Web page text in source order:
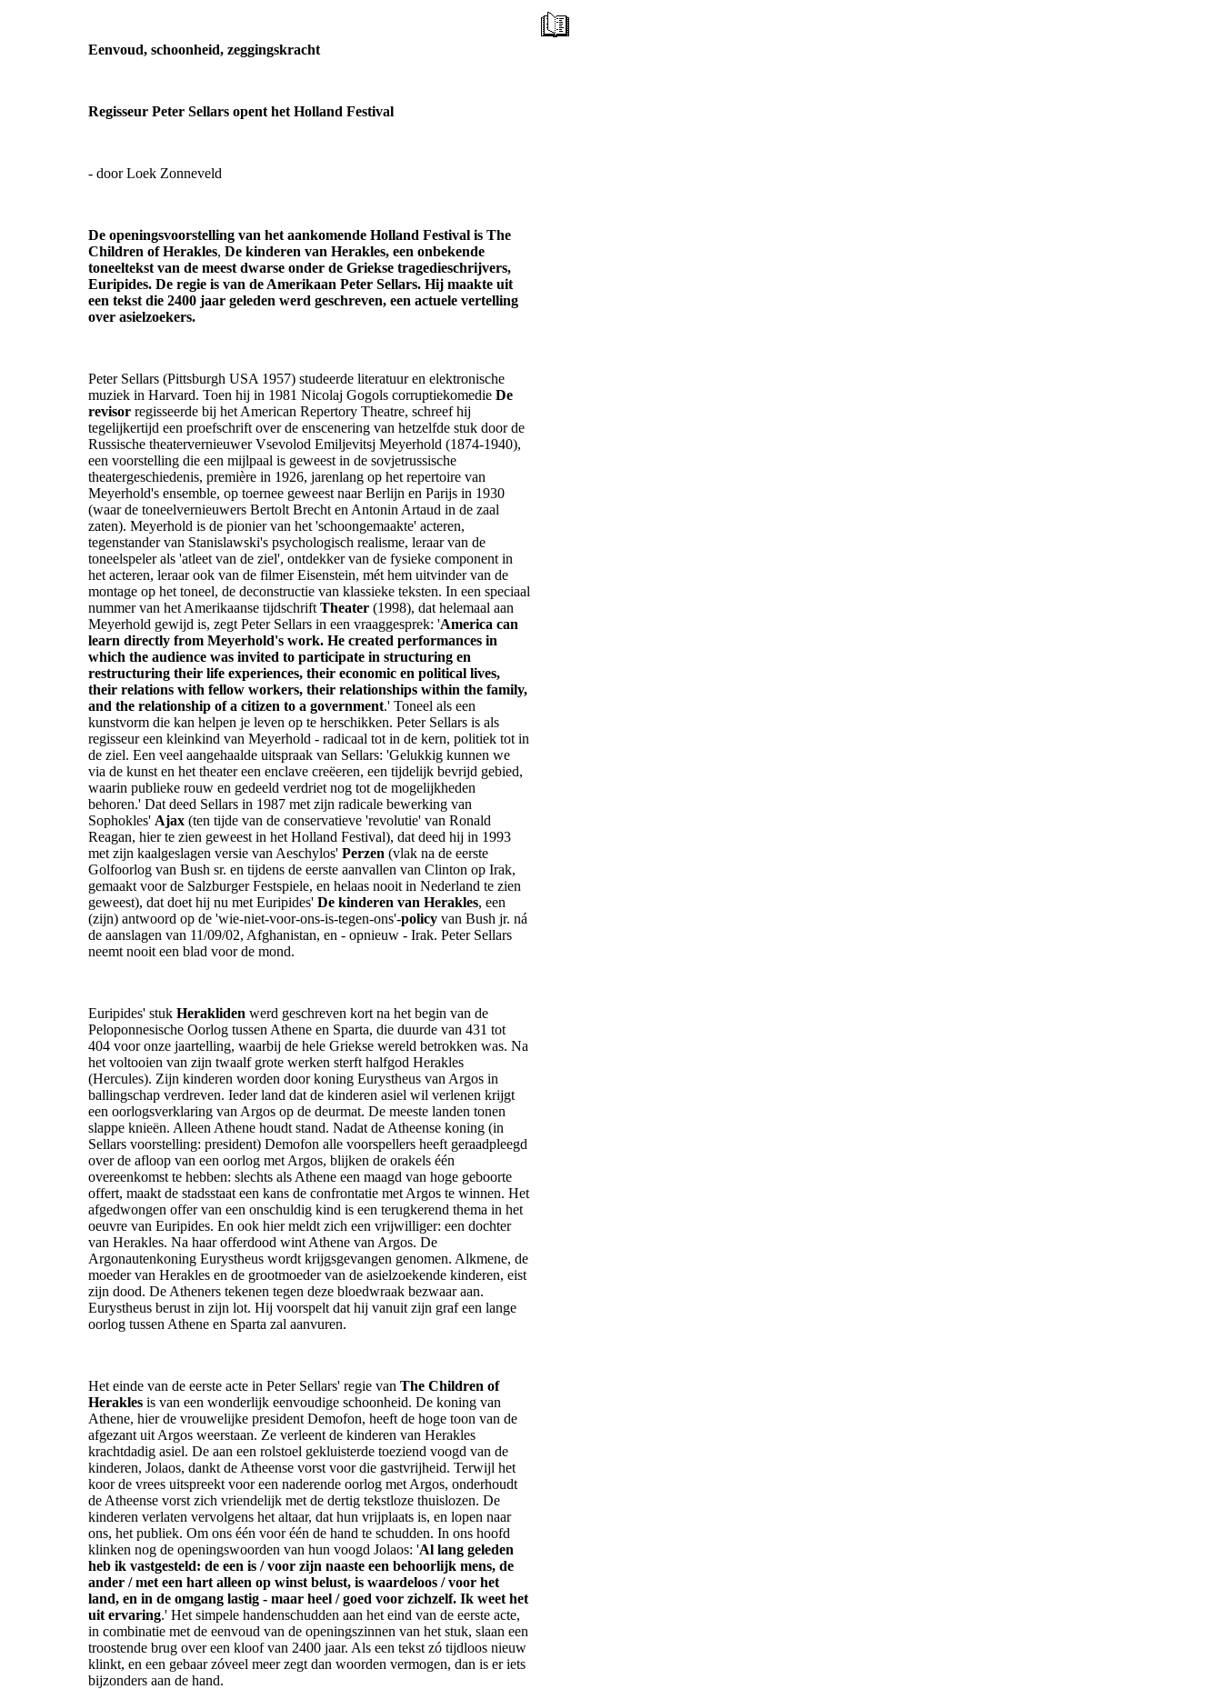
Eenvoud, schoonheid, zeggingskracht
Regisseur Peter Sellars opent het Holland Festival
- door Loek Zonneveld
De openingsvoorstelling van het aankomende Holland Festival is The
Children of Herakles, De kinderen van Herakles, een onbekende
toneeltekst van de meest dwarse onder de Griekse tragedieschrijvers,
Euripides. De regie is van de Amerikaan Peter Sellars. Hij maakte uit
een tekst die 2400 jaar geleden werd geschreven, een actuele vertelling
over asielzoekers.
Peter Sellars (Pittsburgh USA 1957) studeerde literatuur en elektronische
muziek in Harvard. Toen hij in 1981 Nicolaj Gogols corruptiekomedie De
revisor regisseerde bij het American Repertory Theatre, schreef hij
tegelijkertijd een proefschrift over de enscenering van hetzelfde stuk door de
Russische theatervernieuwer Vsevolod Emiljevitsj Meyerhold (1874-1940),
een voorstelling die een mijlpaal is geweest in de sovjetrussische
theatergeschiedenis, première in 1926, jarenlang op het repertoire van
Meyerhold's ensemble, op toernee geweest naar Berlijn en Parijs in 1930
(waar de toneelvernieuwers Bertolt Brecht en Antonin Artaud in de zaal
zaten). Meyerhold is de pionier van het 'schoongemaakte' acteren,
tegenstander van Stanislawski's psychologisch realisme, leraar van de
toneelspeler als 'atleet van de ziel', ontdekker van de fysieke component in
het acteren, leraar ook van de filmer Eisenstein, mét hem uitvinder van de
montage op het toneel, de deconstructie van klassieke teksten. In een speciaal
nummer van het Amerikaanse tijdschrift Theater (1998), dat helemaal aan
Meyerhold gewijd is, zegt Peter Sellars in een vraaggesprek: 'America can
learn directly from Meyerhold's work. He created performances in
which the audience was invited to participate in structuring en
restructuring their life experiences, their economic en political lives,
their relations with fellow workers, their relationships within the family,
and the relationship of a citizen to a government.' Toneel als een
kunstvorm die kan helpen je leven op te herschikken. Peter Sellars is als
regisseur een kleinkind van Meyerhold - radicaal tot in de kern, politiek tot in
de ziel. Een veel aangehaalde uitspraak van Sellars: 'Gelukkig kunnen we
via de kunst en het theater een enclave creëeren, een tijdelijk bevrijd gebied,
waarin publieke rouw en gedeeld verdriet nog tot de mogelijkheden
behoren.' Dat deed Sellars in 1987 met zijn radicale bewerking van
Sophokles' Ajax (ten tijde van de conservatieve 'revolutie' van Ronald
Reagan, hier te zien geweest in het Holland Festival), dat deed hij in 1993
met zijn kaalgeslagen versie van Aeschylos' Perzen (vlak na de eerste
Golfoorlog van Bush sr. en tijdens de eerste aanvallen van Clinton op Irak,
gemaakt voor de Salzburger Festspiele, en helaas nooit in Nederland te zien
geweest), dat doet hij nu met Euripides' De kinderen van Herakles, een
(zijn) antwoord op de 'wie-niet-voor-ons-is-tegen-ons'-policy van Bush jr. ná
de aanslagen van 11/09/02, Afghanistan, en - opnieuw - Irak. Peter Sellars
neemt nooit een blad voor de mond.
Euripides' stuk Herakliden werd geschreven kort na het begin van de
Peloponnesische Oorlog tussen Athene en Sparta, die duurde van 431 tot
404 voor onze jaartelling, waarbij de hele Griekse wereld betrokken was. Na
het voltooien van zijn twaalf grote werken sterft halfgod Herakles
(Hercules). Zijn kinderen worden door koning Eurystheus van Argos in
ballingschap verdreven. Ieder land dat de kinderen asiel wil verlenen krijgt
een oorlogsverklaring van Argos op de deurmat. De meeste landen tonen
slappe knieën. Alleen Athene houdt stand. Nadat de Atheense koning (in
Sellars voorstelling: president) Demofon alle voorspellers heeft geraadpleegd
over de afloop van een oorlog met Argos, blijken de orakels één
overeenkomst te hebben: slechts als Athene een maagd van hoge geboorte
offert, maakt de stadsstaat een kans de confrontatie met Argos te winnen. Het
afgedwongen offer van een onschuldig kind is een terugkerend thema in het
oeuvre van Euripides. En ook hier meldt zich een vrijwilliger: een dochter
van Herakles. Na haar offerdood wint Athene van Argos. De
Argonautenkoning Eurystheus wordt krijgsgevangen genomen. Alkmene, de
moeder van Herakles en de grootmoeder van de asielzoekende kinderen, eist
zijn dood. De Atheners tekenen tegen deze bloedwraak bezwaar aan.
Eurystheus berust in zijn lot. Hij voorspelt dat hij vanuit zijn graf een lange
oorlog tussen Athene en Sparta zal aanvuren.
Het einde van de eerste acte in Peter Sellars' regie van The Children of
Herakles is van een wonderlijk eenvoudige schoonheid. De koning van
Athene, hier de vrouwelijke president Demofon, heeft de hoge toon van de
afgezant uit Argos weerstaan. Ze verleent de kinderen van Herakles
krachtdadig asiel. De aan een rolstoel gekluisterde toeziend voogd van de
kinderen, Jolaos, dankt de Atheense vorst voor die gastvrijheid. Terwijl het
koor de vrees uitspreekt voor een naderende oorlog met Argos, onderhoudt
de Atheense vorst zich vriendelijk met de dertig tekstloze thuislozen. De
kinderen verlaten vervolgens het altaar, dat hun vrijplaats is, en lopen naar
ons, het publiek. Om ons één voor één de hand te schudden. In ons hoofd
klinken nog de openingswoorden van hun voogd Jolaos: 'Al lang geleden
heb ik vastgesteld: de een is / voor zijn naaste een behoorlijk mens, de
ander / met een hart alleen op winst belust, is waardeloos / voor het
land, en in de omgang lastig - maar heel / goed voor zichzelf. Ik weet het
uit ervaring.' Het simpele handenschudden aan het eind van de eerste acte,
in combinatie met de eenvoud van de openingszinnen van het stuk, slaan een
troostende brug over een kloof van 2400 jaar. Als een tekst zó tijdloos nieuw
klinkt, en een gebaar zóveel meer zegt dan woorden vermogen, dan is er iets
bijzonders aan de hand.